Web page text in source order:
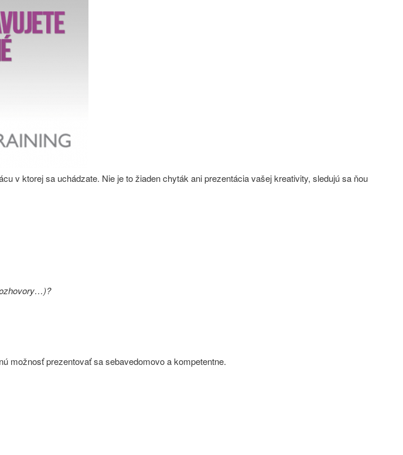
v ktorej sa uchádzate. Nie je to žiaden chyták ani prezentácia vašej kreativity, sledujú sa ňou
možnosť prezentovať sa sebavedomovo a kompetentne.